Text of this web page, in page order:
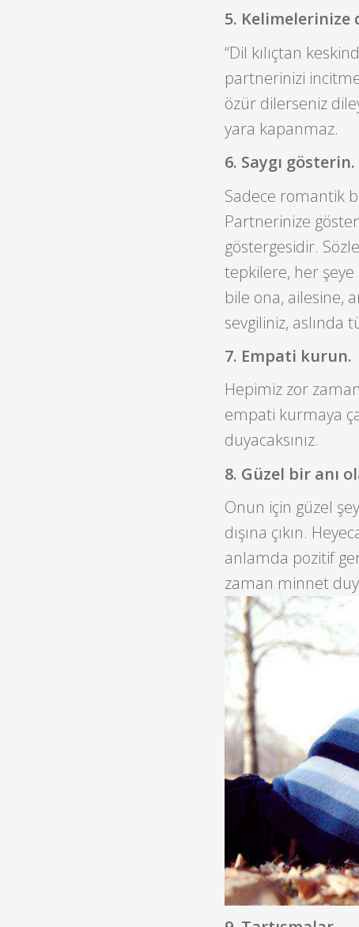
5. Kelimelerinize
“Dil kılıçtan
partnerinizi
özür dilerseniz
yara kapanmaz.
6. Saygı gösterin.
Sadece romantik
Partnerinize
göstergesidir.
tepkilere, her şeye
bile ona, ailesine,
sevgiliniz, aslında
7. Empati kurun.
Hepimiz zor
empati kurmaya
duyacaksınız.
8. Güzel bir anı
Onun için güzel
dışına çıkın.
anlamda pozitif
zaman minnet